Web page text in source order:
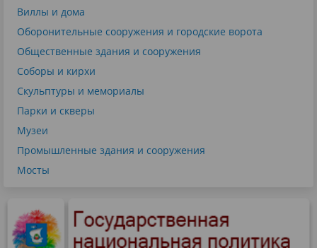
Виллы и дома
Оборонительные сооружения и городские ворота
Общественные здания и сооружения
Соборы и кирхи
Скульптуры и мемориалы
Парки и скверы
Музеи
Промышленные здания и сооружения
Мосты